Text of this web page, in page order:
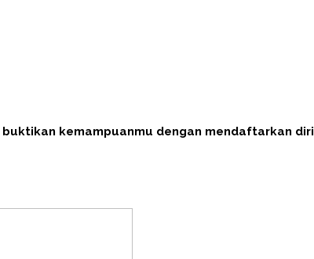
buktikan kemampuanmu dengan mendaftarkan diri